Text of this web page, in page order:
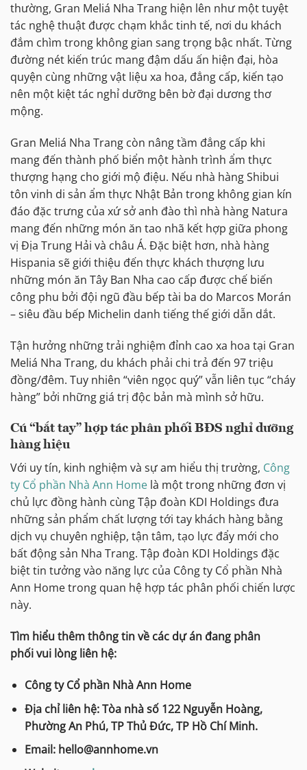
thường, Gran Meliá Nha Trang hiện lên như một tuyệt
tác nghệ thuật được chạm khắc tinh tế, nơi du khách
đắm chìm trong không gian sang trọng bậc nhất. Từng
đường nét kiến trúc mang đậm dấu ấn hiện đại, hòa
quyện cùng những vật liệu xa hoa, đẳng cấp, kiến tạo
nên một kiệt tác nghỉ dưỡng bên bờ đại dương thơ
mộng.
Gran Meliá Nha Trang còn nâng tầm đẳng cấp khi
mang đến thành phố biển một hành trình ẩm thực
thượng hạng cho giới mộ điệu. Nếu nhà hàng Shibui
tôn vinh di sản ẩm thực Nhật Bản trong không gian kín
đáo đặc trưng của xứ sở anh đào thì nhà hàng Natura
mang đến những món ăn tao nhã kết hợp giữa phong
vị Địa Trung Hải và châu Á. Đặc biệt hơn, nhà hàng
Hispania sẽ giới thiệu đến thực khách thượng lưu
những món ăn Tây Ban Nha cao cấp được chế biến
công phu bởi đội ngũ đầu bếp tài ba do Marcos Morán
– siêu đầu bếp Michelin danh tiếng thế giới dẫn dắt.
Tận hưởng những trải nghiệm đỉnh cao xa hoa tại Gran
Meliá Nha Trang, du khách phải chi trả đến 97 triệu
đồng/đêm. Tuy nhiên “viên ngọc quý” vẫn liên tục “cháy
hàng” bởi những giá trị độc bản mà mình sở hữu.
Cú “bắt tay” hợp tác phân phối BĐS nghỉ dưỡng
hàng hiệu
Với uy tín, kinh nghiệm và sự am hiểu thị trường, Công
ty Cổ phần Nhà Ann Home là một trong những đơn vị
chủ lực đồng hành cùng Tập đoàn KDI Holdings đưa
những sản phẩm chất lượng tới tay khách hàng bằng
dịch vụ chuyên nghiệp, tận tâm, tạo lực đẩy mới cho
bất động sản Nha Trang. Tập đoàn KDI Holdings đặc
biệt tin tưởng vào năng lực của Công ty Cổ phần Nhà
Ann Home trong quan hệ hợp tác phân phối chiến lược
này.
Tìm hiểu thêm thông tin về các dự án đang phân
phối vui lòng liên hệ:
Công ty Cổ phần Nhà Ann Home
Địa chỉ liên hệ: Tòa nhà số 122 Nguyễn Hoàng,
Phường An Phú, TP Thủ Đức, TP Hồ Chí Minh.
Email: hello@annhome.vn